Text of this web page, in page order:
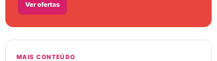
Ver ofertas
MAIS CONTEÚDO